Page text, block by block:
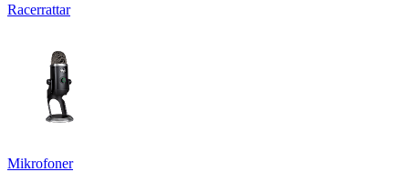
Racerrattar
Mikrofoner